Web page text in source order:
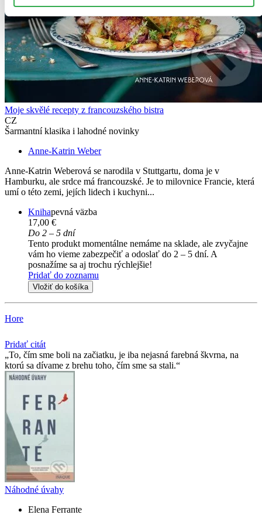
Moje skvělé recepty z francouzského bistra
CZ
Šarmantní klasika i lahodné novinky
Anne-Katrin Weber
Anne-Katrin Weberová se narodila v Stuttgartu, doma je v
Hamburku, ale srdce má francouzské. Je to milovnice Francie, která
umí o této zemi, jejích lidech i kuchyni...
Knihapevná väzba
17,00 €
Do 2 – 5 dní
Tento produkt momentálne nemáme na sklade, ale zvyčajne
vám ho vieme zabezpečiť a odoslať do 2 – 5 dní. A
posnažíme sa aj trochu rýchlejšie!
Pridať do zoznamu
Vložiť do košíka
Hore
Pridať citát
To, čím sme boli na začiatku, je iba nejasná farebná škvrna, na
ktorú sa dívame z brehu toho, čím sme sa stali.
Náhodné úvahy
Elena Ferrante